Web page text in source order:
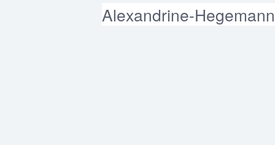
Alexandrine-